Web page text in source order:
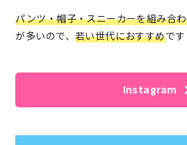
パンツ・帽子・スニーカーを組み合
が多いので、 若い世代におすすめです
Instagram